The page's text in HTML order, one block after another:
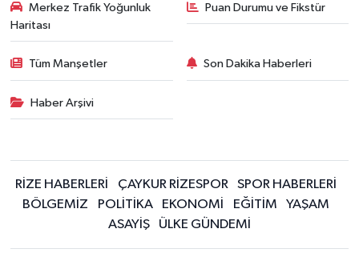
Merkez Trafik Yoğunluk
Haritası
Puan Durumu ve Fikstür
Tüm Manşetler Son Dakika Haberleri
Haber Arşivi
RİZE HABERLERİ ÇAYKUR RİZESPOR
SPOR HABERLERİ
BÖLGEMİZ
POLİTİKA EKONOMİ EĞİTİM
YAŞAM
ASAYİŞ
ÜLKE GÜNDEMİ